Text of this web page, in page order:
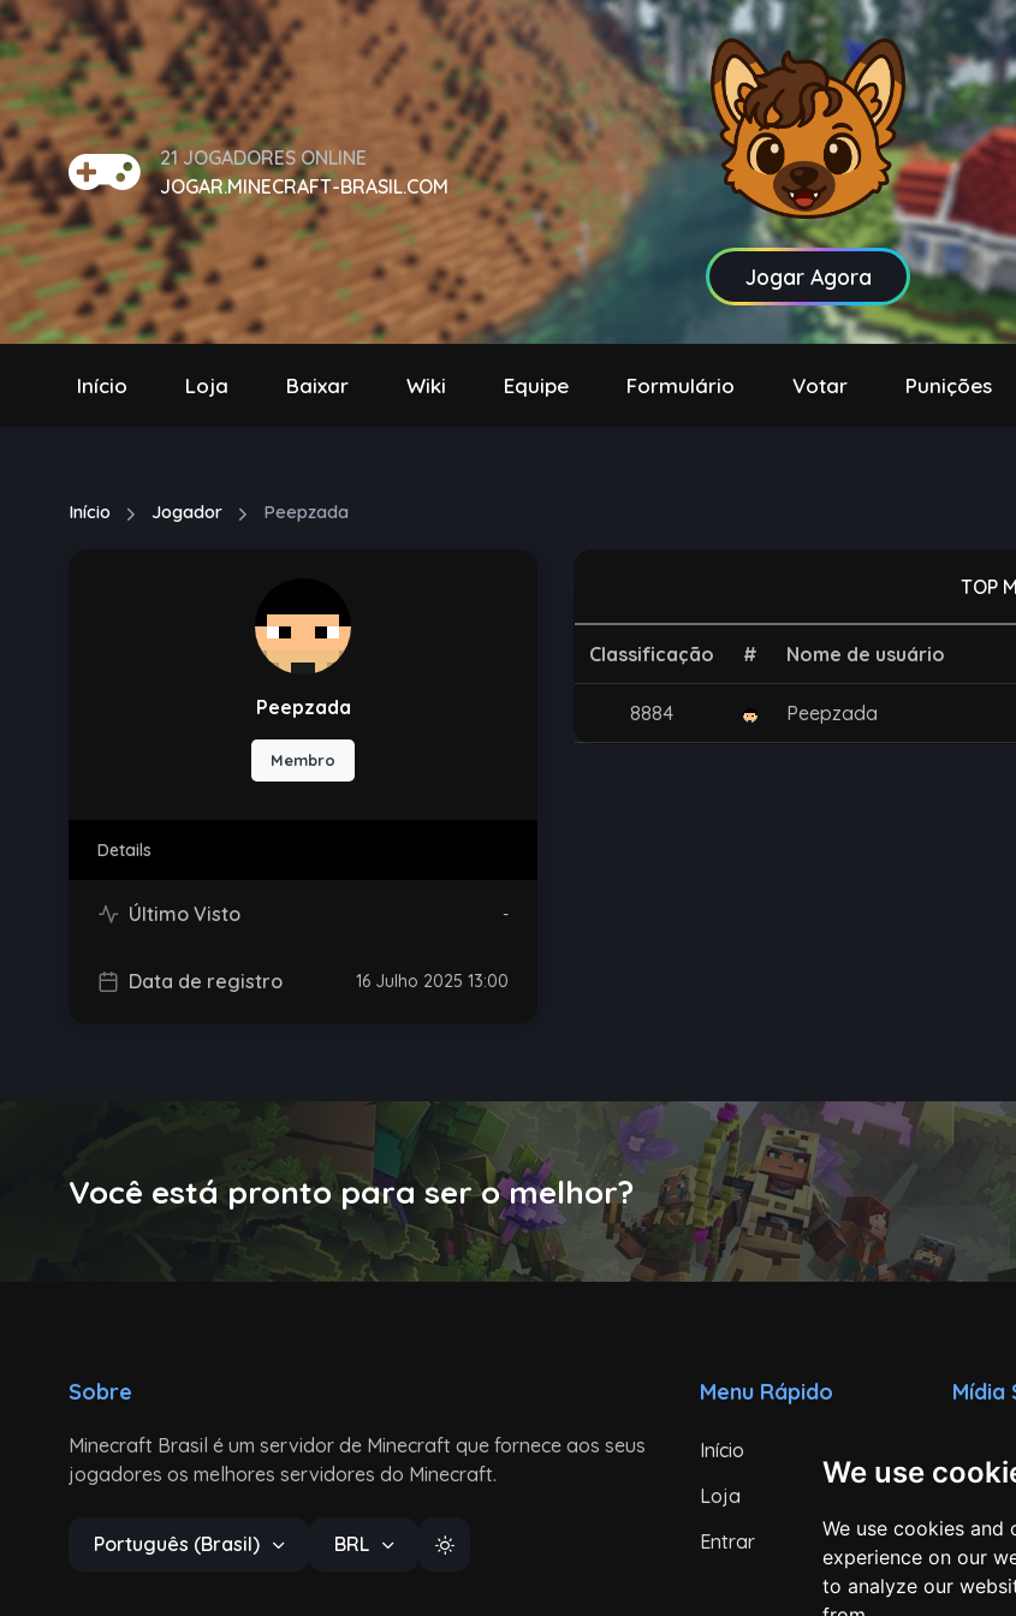
We use
We use cookies
experience on our
to analyze our
21 JOGADORES ONLINE
JOGAR.MINECRAFT-BRASIL.COM
Jogar Agora
Início Loja Baixar Wiki Equipe Formulário Votar Punições
Início Jogador Peepzada
Peepzada
Membro
Details
Último Visto -
Data de registro 16 Julho 2025 13:00
TOP
Classificação # Nome de usuário
Peepzada
Você está pronto para ser o melhor?
Sobre
Minecraft Brasil é um servidor de Minecraft que fornece aos seus
jogadores os melhores servidores do Minecraft.
Português (Brasil) BRL
Menu Rápido
Início
Loja
Entrar
Mídia